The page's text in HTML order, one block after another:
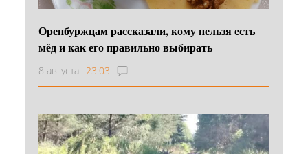
Оренбуржцам рассказали, кому нельзя есть
мёд и как его правильно выбирать
8 августа 23:03